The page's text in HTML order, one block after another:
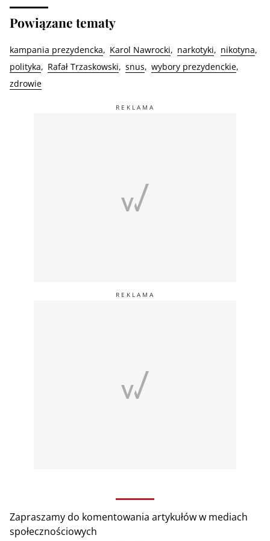
Powiązane tematy
kampania prezydencka Karol Nawrocki narkotyki
nikotyna
polityka
Rafał Trzaskowski snus
wybory prezydenckie
zdrowie
Zapraszamy do komentowania artykułów w mediach
społecznościowych